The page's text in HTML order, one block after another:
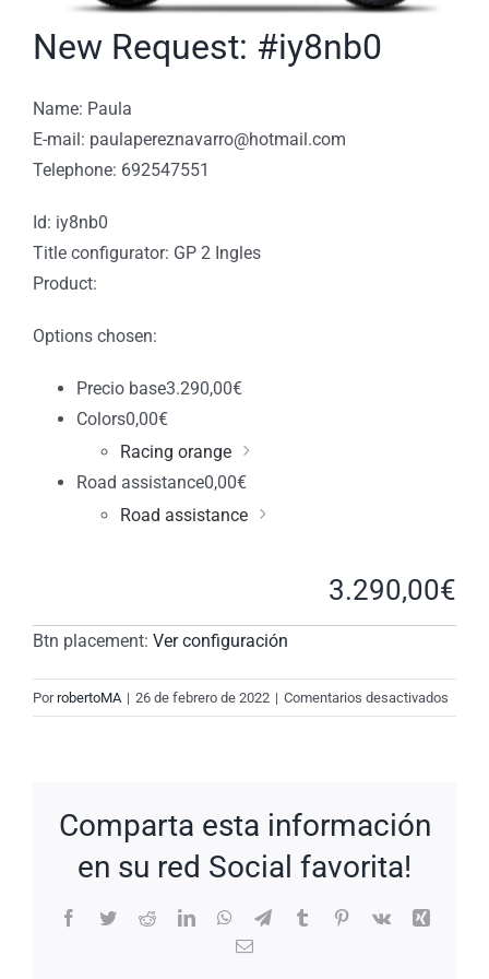
New Request: #iy8nb0
Name: Paula
E-mail: paulapereznavarro@hotmail.com
Telephone: 692547551
Id: iy8nb0
Title configurator: GP 2 Ingles
Product:
Options chosen:
Precio base3.290,00€
Colors0,00€
Racing orange
Road assistance0,00€
Road assistance
3.290,00€
Btn placement: Ver configuración
PorrobertoMA | 26 de febrero de 2022 | Comentarios desactivados
New
Comparta esta información
en su red Social favorita!
Facebook
TwitterRedditLinkedInWhatsApp
TelegramTumblrPinterest
Vk
Xing
Correo